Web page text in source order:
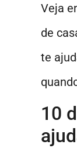
Veja
de
te
10